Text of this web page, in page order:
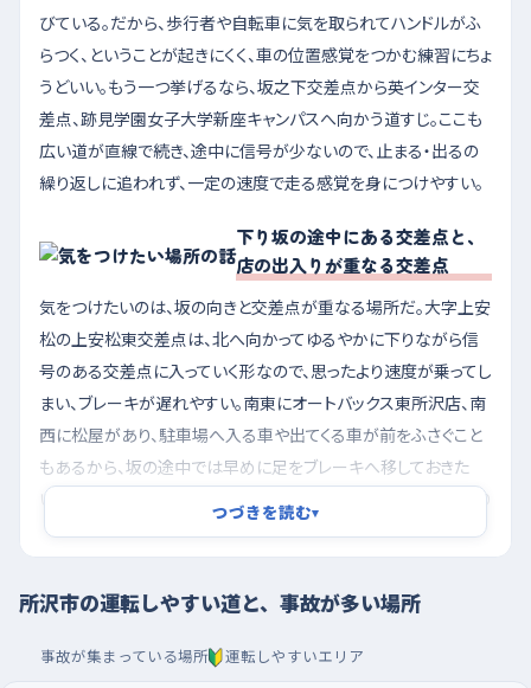
びている。だから、歩行者や自転車に気を取られてハンドルがふ
らつく、ということが起きにくく、車の位置感覚をつかむ練習にちょ
うどいい。もう一つ挙げるなら、坂之下交差点から英インター交
差点、跡見学園女子大学新座キャンパスへ向かう道すじ。ここも
広い道が直線で続き、途中に信号が少ないので、止まる・出るの
繰り返しに追われず、一定の速度で走る感覚を身につけやすい。
下り坂の途中にある交差点と、
店の出入りが重なる交差点
気をつけたいのは、坂の向きと交差点が重なる場所だ。大字上安
松の上安松東交差点は、北へ向かってゆるやかに下りながら信
号のある交差点に入っていく形なので、思ったより速度が乗ってし
まい、ブレーキが遅れやすい。南東にオートバックス東所沢店、南
西に松屋があり、駐車場へ入る車や出てくる車が前をふさぐこと
もあるから、坂の途中では早めに足をブレーキへ移しておきた
い。和ケ原の和ヶ原2丁目交差点も似た性格で、こちらは北へ下り
ながら信号がない。北東側に酒処や電器店、理髪店といった生活
の店が並び、人も車も横から出てくるので、下り勾配のまま「行け
るだろう」と判断せず、交差点の手前でいったん速度を落として左
は平坦だが、西側にカー用品店やレンタカー店があって出入りが
つづきを読む▾
所沢市の運転しやすい道と、事故が多い場所
事故が集まっている場所 運転しやすいエリア